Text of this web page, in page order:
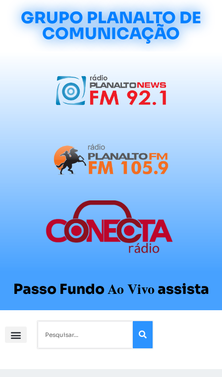
GRUPO PLANALTO DE
COMUNICAÇÃO
Passo FundoAo Vivoassista